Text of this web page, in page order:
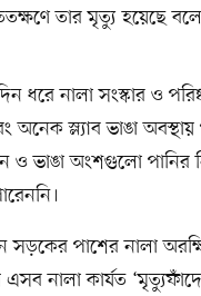
তার মৃত্যু হয়েছে
ধরে নালা সংস্কার ও
স্ল্যাব ভাঙা অবস্থায়
ও ভাঙা অংশগুলো পানির
সড়কের পাশের নালা
নালা কার্যত